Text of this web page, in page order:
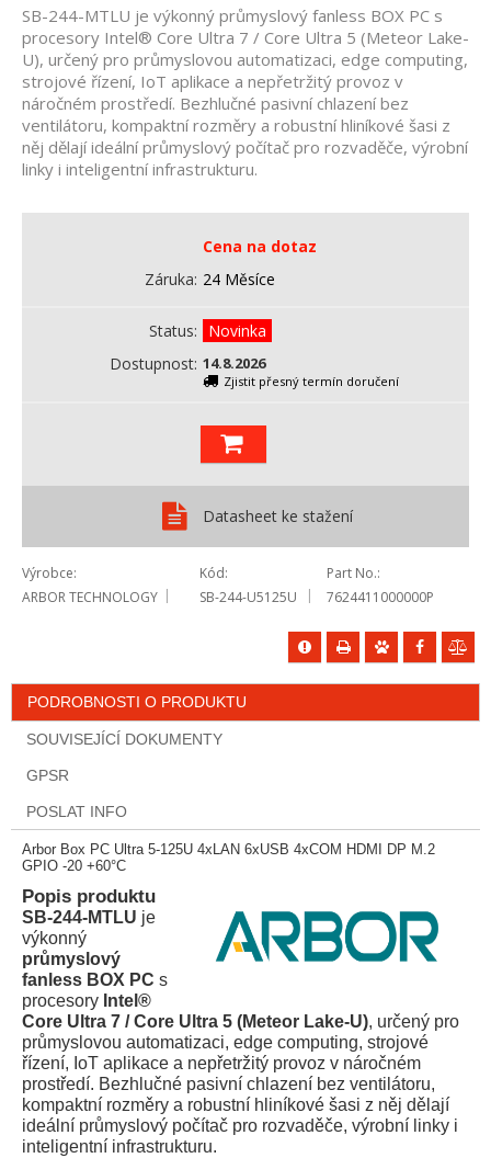
SB-244-MTLU je výkonný průmyslový fanless BOX PC s
procesory Intel® Core Ultra 7 / Core Ultra 5 (Meteor Lake-
U), určený pro průmyslovou automatizaci, edge computing,
strojové řízení, IoT aplikace a nepřetržitý provoz v
náročném prostředí. Bezhlučné pasivní chlazení bez
ventilátoru, kompaktní rozměry a robustní hliníkové šasi z
něj dělají ideální průmyslový počítač pro rozvaděče, výrobní
linky i inteligentní infrastrukturu.
Cena na dotaz
Záruka 24 Měsíce
Status
Novinka
Dostupnost 14.8.2026
Zjistit přesný termín doručení
Datasheet ke stažení
Výrobce
ARBOR TECHNOLOGY
Kód
SB-244-U5125U
Part No.
7624411000000P
PODROBNOSTI O PRODUKTU
SOUVISEJÍCÍ DOKUMENTY
GPSR
POSLAT INFO
Arbor Box PC Ultra 5-125U 4xLAN 6xUSB 4xCOM HDMI DP M.2
GPIO -20 +60°C
Popis produktu
SB-244-MTLU je
výkonný
průmyslový
fanless BOX PC s
procesory Intel®
Core Ultra 7 / Core Ultra 5 (Meteor Lake-U), určený pro
průmyslovou automatizaci, edge computing, strojové
řízení, IoT aplikace a nepřetržitý provoz v náročném
prostředí. Bezhlučné pasivní chlazení bez ventilátoru,
kompaktní rozměry a robustní hliníkové šasi z něj dělají
ideální průmyslový počítač pro rozvaděče, výrobní linky i
inteligentní infrastrukturu.